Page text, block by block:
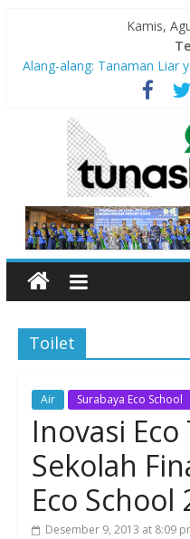
Kamis,
Alang-alang: Tanaman Liar
Peran Kritis Pendidik Saat
Sekolah Aman Gempa
Hari Anak Nasional 2026:
Tumbuh Aman, Sehat, dan
“Pengurangan Risiko
Seri#305, Sabtu 18 Juli 2026
Toilet
Air Surabaya Eco School
Inovasi
Sekolah
Eco School
Desember 9, 2013 at 8:09